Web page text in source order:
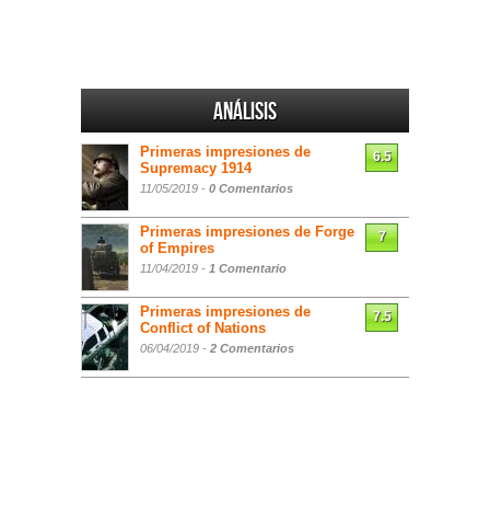
Análisis
Primeras impresiones de
Supremacy 1914
11/05/2019 - 0 Comentarios
6.5
Primeras impresiones de Forge
of Empires
11/04/2019 - 1 Comentario
7
Primeras impresiones de
Conflict of Nations
06/04/2019 - 2 Comentarios
7.5